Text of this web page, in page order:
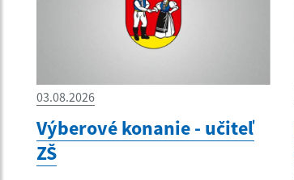
03.08.2026
Výberové konanie - učiteľ
ZŠ